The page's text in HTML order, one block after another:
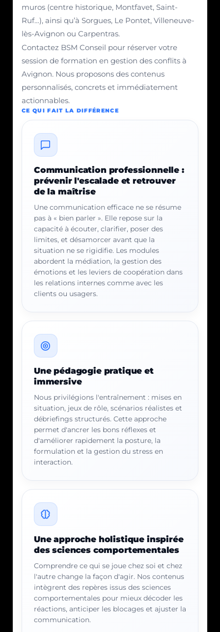
muros (centre historique, Montfavet, Saint-
Ruf…), ainsi qu’à Sorgues, Le Pontet, Villeneuve-
lès-Avignon ou Carpentras.
Contactez BSM Conseil pour réserver votre
session de formation en gestion des conflits à
Avignon. Nous proposons des contenus
personnalisés, concrets et immédiatement
actionnables.
CE QUI FAIT LA DIFFÉRENCE
Communication professionnelle :
prévenir l'escalade et retrouver
de la maîtrise
Une communication efficace ne se résume
pas à « bien parler ». Elle repose sur la
capacité à écouter, clarifier, poser des
limites, et désamorcer avant que la
situation ne se rigidifie. Les modules
abordent la médiation, la gestion des
émotions et les leviers de coopération dans
les relations internes comme avec les
clients ou usagers.
Une pédagogie pratique et
immersive
Nous privilégions l'entraînement : mises en
situation, jeux de rôle, scénarios réalistes et
débriefings structurés. Cette approche
permet d'ancrer les bons réflexes et
d'améliorer rapidement la posture, la
formulation et la gestion du stress en
interaction.
Une approche holistique inspirée
des sciences comportementales
Comprendre ce qui se joue chez soi et chez
l'autre change la façon d'agir. Nos contenus
intègrent des repères issus des sciences
comportementales pour mieux décoder les
réactions, anticiper les blocages et ajuster la
communication.